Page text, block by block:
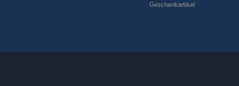
Geschenkartikel